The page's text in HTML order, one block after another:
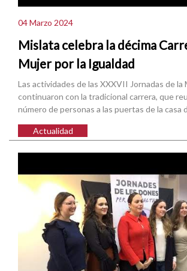
04 Marzo 2024
Mislata celebra la décima
Mujer por la Igualdad
Las actividades de las XXXVII Jornadas de la
continuaron con la tradicional carrera, que
número de personas a las puertas de la casa
Actualidad